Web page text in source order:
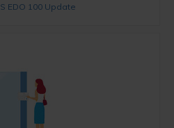
EDO 100 Update